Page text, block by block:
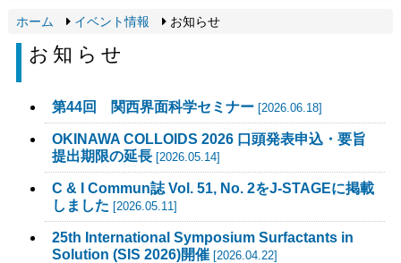
ホーム イベント情報 お知らせ
お知らせ
第44回 関西界面科学セミナー[2026.06.18]
OKINAWA COLLOIDS 2026 口頭発表申込・要旨
提出期限の延長[2026.05.14]
C & I Commun誌 Vol. 51, No. 2をJ-STAGEに掲載
しました [2026.05.11]
25th International Symposium Surfactants in
Solution (SIS 2026)開催[2026.04.22]